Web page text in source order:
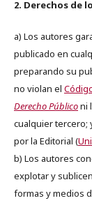
2. Derechos de
a) Los autores
publicado en
preparando su
no violan el
Derecho Públiconi
cualquier tercero;
por la Editorial (
b) Los autores
explotar y
formas y medios